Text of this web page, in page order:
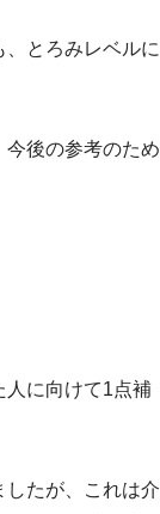
とろみレベルに
今後の参考のため
人に向けて1点補
たが、これは介